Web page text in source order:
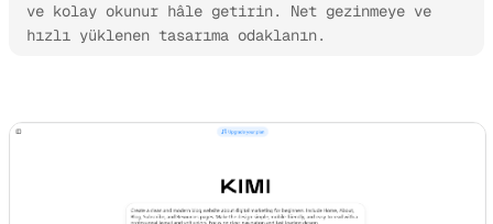
ve kolay okunur hâle getirin. Net gezinmeye ve
hızlı yüklenen tasarıma odaklanın.